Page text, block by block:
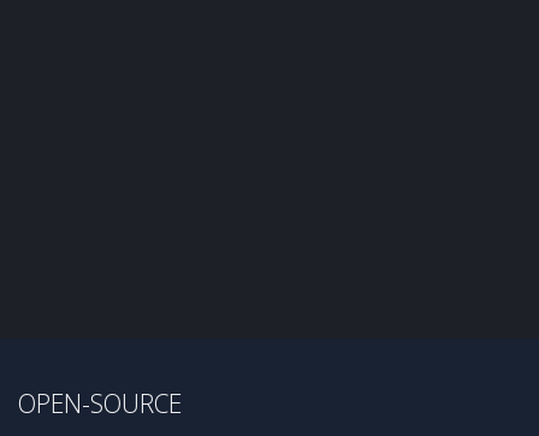
OPEN-SOURCE